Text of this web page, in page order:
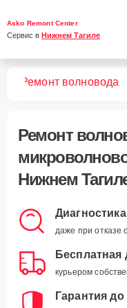
Asko Remont Center
Сервис в Нижнем Тагиле
Ремонт волновода
Ремонт
Нижнем
даже при отказе
Бесплатная
курьером
Гарантия до